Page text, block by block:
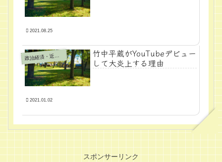
2021.08.25
政
治経済・近代学問
竹中平蔵がYouTubeデビュー
して大炎上する理由
2021.01.02
スポンサーリンク